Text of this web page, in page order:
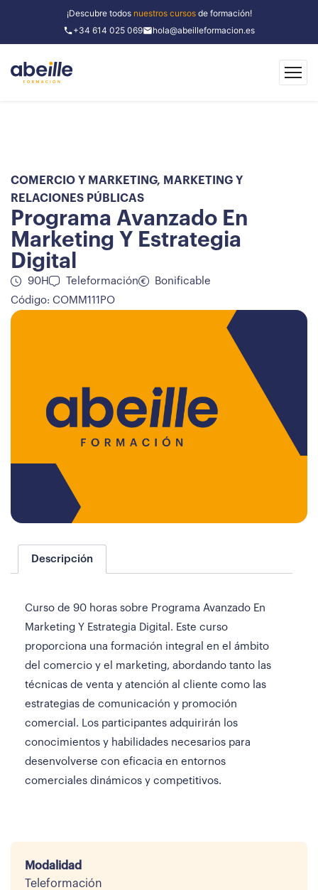
¡Descubre todos nuestros cursosde formación!
+34 614 025 069
hola@abeilleformacion.es
COMERCIO Y MARKETING, MARKETING Y
RELACIONES PÚBLICAS
Programa Avanzado En
Marketing Y Estrategia
Digital
90H Teleformación
Bonificable
Código: COMM111PO
Descripción
Curso de 90 horas sobre Programa Avanzado En
Marketing Y Estrategia Digital. Este curso
proporciona una formación integral en el ámbito
del comercio y el marketing, abordando tanto las
técnicas de venta y atención al cliente como las
estrategias de comunicación y promoción
comercial. Los participantes adquirirán los
conocimientos y habilidades necesarios para
desenvolverse con eficacia en entornos
comerciales dinámicos y competitivos.
Modalidad
Teleformación